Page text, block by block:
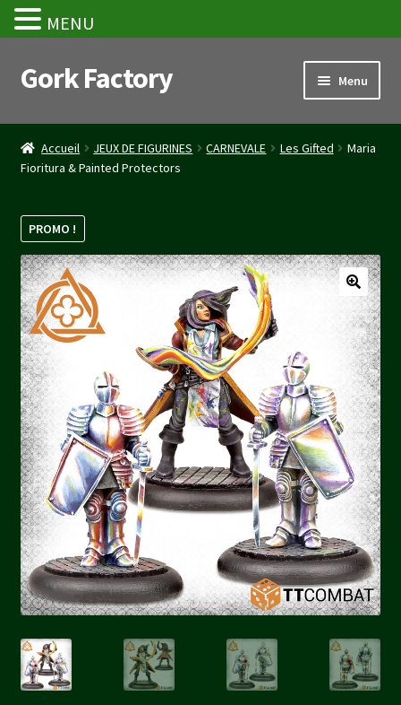
Aller
à
navigation
Aller
au
Gork Factory Menu
Accueil
CGV
Mon compte
Panier
Stripe Payment Success Page
Validation de la commande
Accueil JEUX DE FIGURINES CARNEVALE Les Gifted
Maria
Fioritura & Painted Protectors
PROMO !
MENU